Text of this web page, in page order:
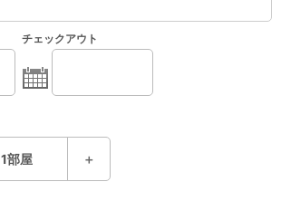
チェックアウト
1部屋 ＋